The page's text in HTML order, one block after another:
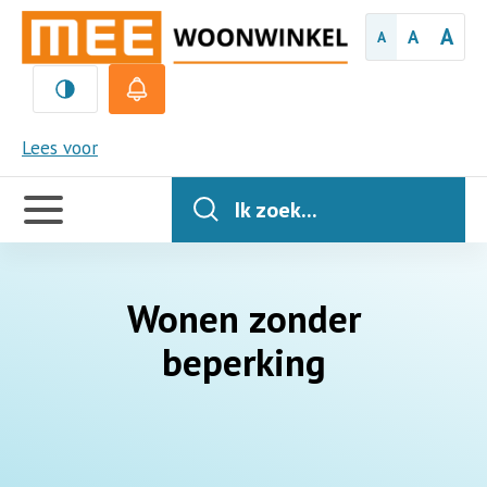
A A A
Lees voor
MEE
Handige
links
Ik zoek...
Wonen zonder
beperking